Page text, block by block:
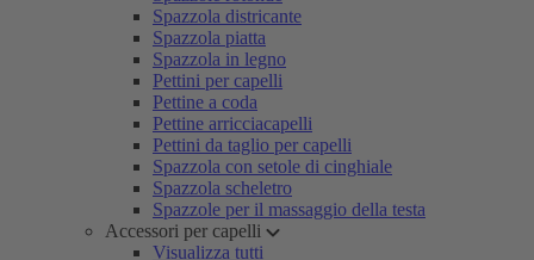
Spazzola districante
Spazzola piatta
Spazzola in legno
Pettini per capelli
Pettine a coda
Pettine arricciacapelli
Pettini da taglio per capelli
Spazzola con setole di cinghiale
Spazzola scheletro
Spazzole per il massaggio della testa
Accessori per capelli
Visualizza tutti